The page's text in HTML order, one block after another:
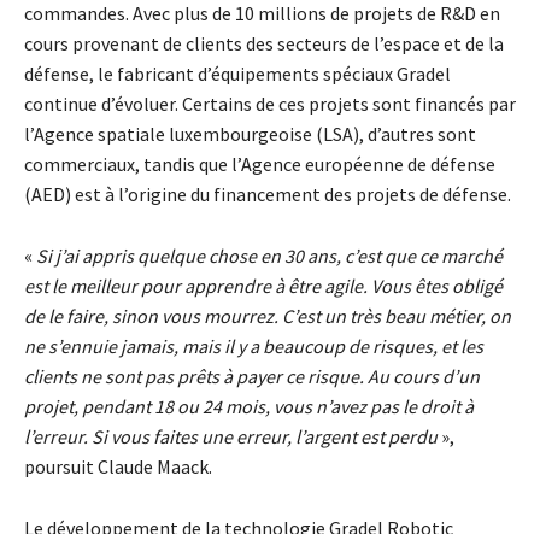
commandes. Avec plus de 10 millions de projets de R&D en
cours provenant de clients des secteurs de l’espace et de la
défense, le fabricant d’équipements spéciaux Gradel
continue d’évoluer. Certains de ces projets sont financés par
l’Agence spatiale luxembourgeoise (LSA), d’autres sont
commerciaux, tandis que l’Agence européenne de défense
(AED) est à l’origine du financement des projets de défense.
« Si j’ai appris quelque chose en 30 ans, c’est que ce marché
est le meilleur pour apprendre à être agile. Vous êtes obligé
de le faire, sinon vous mourrez. C’est un très beau métier, on
ne s’ennuie jamais, mais il y a beaucoup de risques, et les
clients ne sont pas prêts à payer ce risque. Au cours d’un
projet, pendant 18 ou 24 mois, vous n’avez pas le droit à
l’erreur. Si vous faites une erreur, l’argent est perdu»,
poursuit Claude Maack.
Le développement de la technologie Gradel Robotic